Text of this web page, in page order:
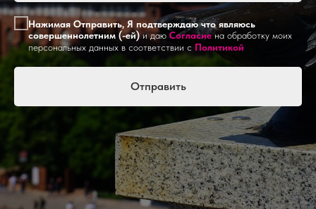
Нажимая Отправить, Я подтверждаю что являюсь
совершеннолетним (-ей)и даю Согласиена обработку моих
персональных данных в соответствии с Политикой
Отправить